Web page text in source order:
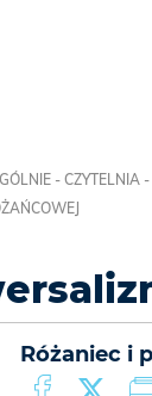
- CZYTELNIA
Różaniec i